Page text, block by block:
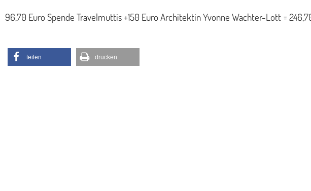
96,70 Euro Spende Travelmuttis +150 Euro Architektin Yvonne Wachter-Lott =
teilen drucken